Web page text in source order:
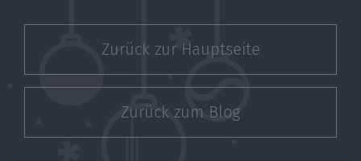
Zurück zur Hauptseite
Zurück zum Blog